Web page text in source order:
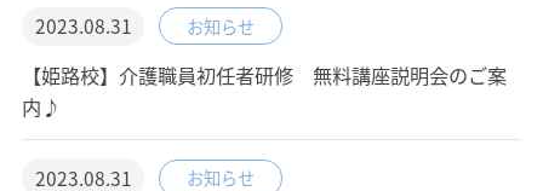
2023.08.31 お知らせ
【姫路校】介護職員初任者研修 無料講座説明会のご案
内♪
2023.08.31 お知らせ